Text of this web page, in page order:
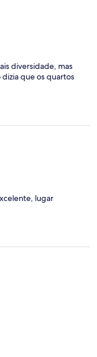
diversidade, mas
que os quartos
lugar